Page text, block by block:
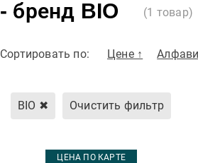
- бренд BIO (1 товар)
Сортировать по: Цене ↑
BIO ✖ Очистить фильтр
ЦЕНА ПО КАРТЕ